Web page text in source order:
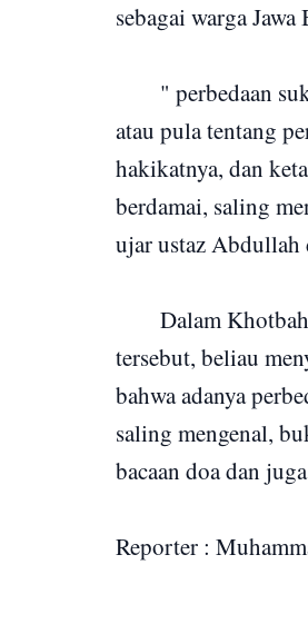
sebagai warga
" perbedaan
atau pula tentang
hakikatnya, dan
berdamai, saling
ujar ustaz Abdullah
Dalam
tersebut, beliau
bahwa adanya
saling mengenal,
bacaan doa dan
Reporter :